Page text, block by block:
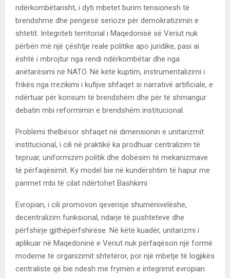
ndërkombëtarisht, i dyti mbetet burim tensionesh të
brendshme dhe pengesë serioze për demokratizimin e
shtetit. Integriteti territorial i Maqedonisë së Veriut nuk
përbën më një çështje reale politike apo juridike, pasi ai
është i mbrojtur nga rendi ndërkombëtar dhe nga
anëtarësimi në NATO. Në këtë kuptim, instrumentalizimi i
frikës nga rrezikimi i kufijve shfaqet si narrativë artificiale, e
ndërtuar për konsum të brendshëm dhe për të shmangur
debatin mbi reformimin e brendshëm institucional.
Problemi thelbësor shfaqet në dimensionin e unitarizmit
institucional, i cili në praktikë ka prodhuar centralizim të
tepruar, uniformizim politik dhe dobësim të mekanizmave
të përfaqësimit. Ky model bie në kundërshtim të hapur me
parimet mbi të cilat ndërtohet Bashkimi
Evropian, i cili promovon qeverisje shumënivelëshe,
decentralizim funksional, ndarje të pushteteve dhe
përfshirje gjithëpërfshirëse. Në këtë kuadër, unitarizmi i
aplikuar në Maqedoninë e Veriut nuk përfaqëson një formë
moderne të organizimit shtetëror, por një mbetje të logjikës
centraliste që bie ndesh me frymën e integrimit evropian.